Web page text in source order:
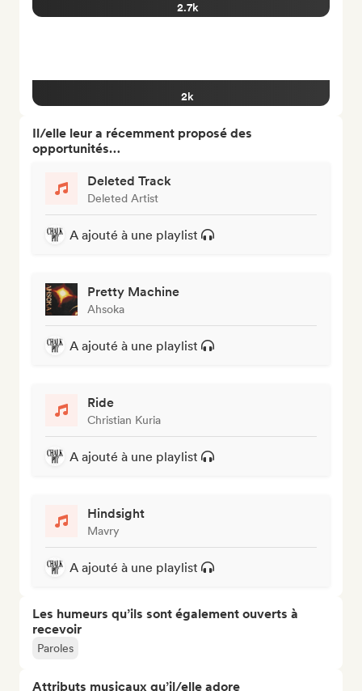
2.7k
2k
Il/elle leur a récemment proposé des
opportunités…
Deleted Track
Deleted Artist
A ajouté à une playlist
Pretty Machine
Ahsoka
A ajouté à une playlist
Ride
Christian Kuria
A ajouté à une playlist
Hindsight
Mavry
A ajouté à une playlist
Les humeurs qu’ils sont également ouverts à
recevoir
Paroles
Attributs musicaux qu’il/elle adore